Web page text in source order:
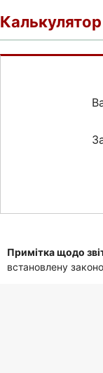
Примітка щодо
встановлену